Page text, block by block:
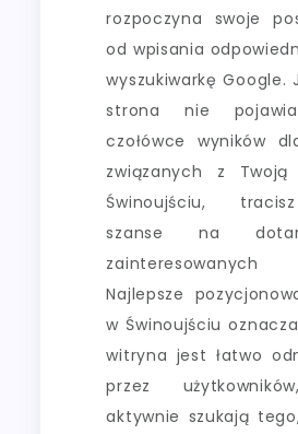
rozpoczyna swoje
od wpisania
wyszukiwarkę Google.
strona nie
czołówce wyników
związanych z
Świnoujściu,
szanse na
Najlepsze
w Świnoujściu
witryna jest łatwo
przez
aktywnie szukają